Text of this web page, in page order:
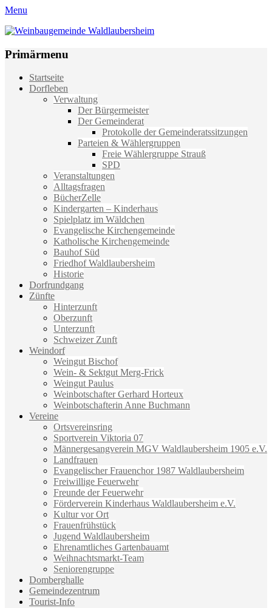
Menu
Weinbaugemeinde Waldlaubersheim
Primärmenu
Weiter
zum
Startseite
Dorfleben
Verwaltung
Der Bürgermeister
Der Gemeinderat
Protokolle der Gemeinderatssitzungen
Parteien & Wählergruppen
Freie Wählergruppe Strauß
SPD
Veranstaltungen
Alltagsfragen
BücherZelle
Kindergarten – Kinderhaus
Spielplatz im Wäldchen
Evangelische Kirchengemeinde
Katholische Kirchengemeinde
Bauhof Süd
Friedhof Waldlaubersheim
Historie
Dorfrundgang
Zünfte
Hinterzunft
Oberzunft
Unterzunft
Schweizer Zunft
Weindorf
Weingut Bischof
Wein- & Sektgut Merg-Frick
Weingut Paulus
Weinbotschafter Gerhard Horteux
Weinbotschafterin Anne Buchmann
Vereine
Ortsvereinsring
Sportverein Viktoria 07
Männergesangverein MGV Waldlaubersheim 1905 e.V.
Landfrauen
Evangelischer Frauenchor 1987 Waldlaubersheim
Freiwillige Feuerwehr
Freunde der Feuerwehr
Förderverein Kinderhaus Waldlaubersheim e.V.
Kultur vor Ort
Frauenfrühstück
Jugend Waldlaubersheim
Ehrenamtliches Gartenbauamt
Weihnachtsmarkt-Team
Seniorengruppe
Domberghalle
Gemeindezentrum
Tourist-Info